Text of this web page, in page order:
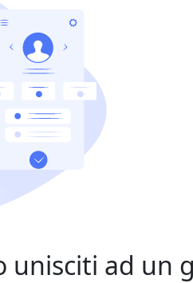
unisciti ad un